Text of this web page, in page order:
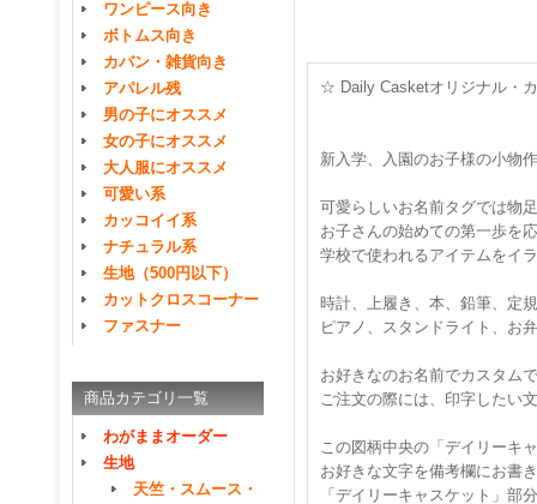
ワンピース向き
ボトムス向き
カバン・雑貨向き
アパレル残
男の子にオススメ
女の子にオススメ
大人服にオススメ
可愛い系
カッコイイ系
ナチュラル系
生地（500円以下）
カットクロスコーナー
ファスナー
商品カテゴリ一覧
わがままオーダー
生地
天竺・スムース・
☆ Daily Casketオリジナル・
新入学、入園のお子様の小物
可愛らしいお名前タグでは物
お子さんの始めての第一歩を
学校で使われるアイテムをイ
時計、上履き、本、鉛筆、定
ピアノ、スタンドライト、お
お好きなのお名前でカスタム
ご注文の際には、印字したい
この図柄中央の「デイリーキ
お好きな文字を備考欄にお書
「デイリーキャスケット」部